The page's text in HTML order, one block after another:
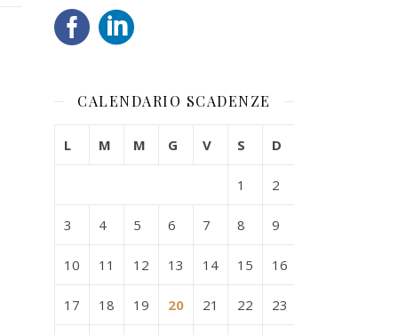
CALENDARIO SCADENZE
L M M G V S D
1 2
3 4 5 6 7 8 9
10 11 12 13 14 15 16
17 18 19 20 21 22 23